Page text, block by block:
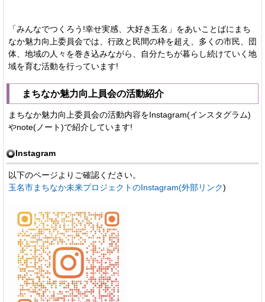
「みんなでつくろう!幸せ実感、大好き玉名」をあいことばにまち
なか魅力向上委員会では、行政と民間の枠を超え、多くの市民、団
体、地域の人々を巻き込みながら、自分たちが暮らし続けていく地
域を育む活動を行っています!
まちなか魅力向上員会の活動紹介
まちなか魅力向上委員会の活動内容をInstagram(インスタグラム)
やnote(ノート)で紹介しています!
Instagram
以下のページよりご確認ください。
玉名市まちなか未来プロジェクトのInstagram(外部リンク)